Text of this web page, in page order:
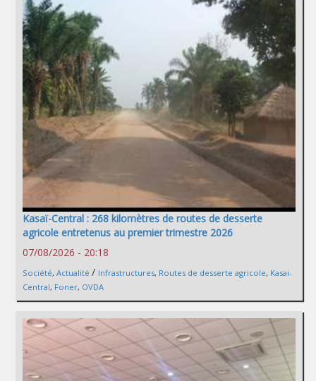
Kasaï-Central : 268 kilomètres de routes de desserte
agricole entretenus au premier trimestre 2026
07/08/2026 - 20:18
Société, Actualité / Infrastructures, Routes de desserte agricole, Kasai-
Central, Foner, OVDA